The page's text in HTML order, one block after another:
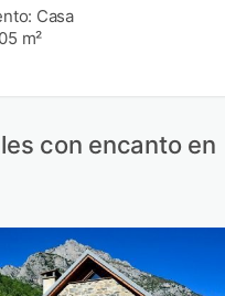
Casa
m²
con encanto en